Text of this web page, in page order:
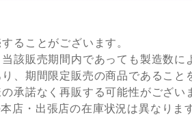
ることがございます。
販売期間内であっても製造数に
期間限定販売の商品であること
諾なく再販する可能性がござい
出張店の在庫状況は異なります